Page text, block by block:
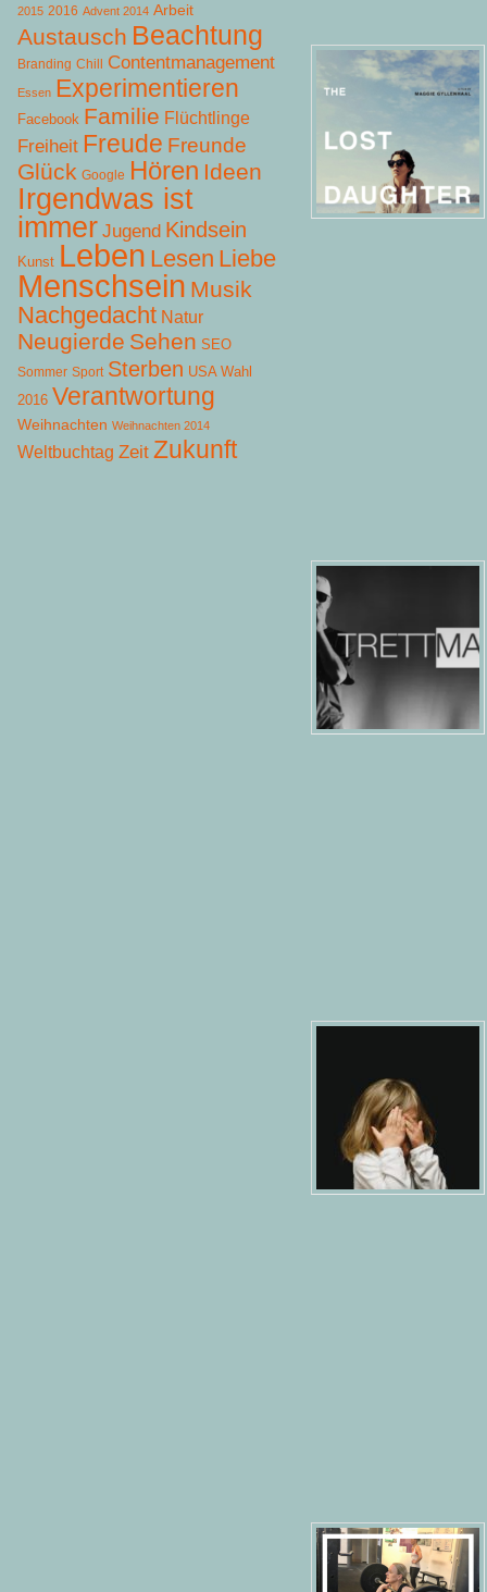
2015 2016 Advent 2014 Arbeit
Austausch Beachtung
Branding Chill Contentmanagement
Essen Experimentieren
Facebook Familie Flüchtlinge
Freiheit Freude Freunde
Glück Google Hören Ideen
Irgendwas ist
immer Jugend Kindsein
Kunst Leben Lesen Liebe
Menschsein Musik
Nachgedacht Natur
Neugierde Sehen SEO
Sommer Sport Sterben USA Wahl
2016 Verantwortung
Weihnachten Weihnachten 2014
Weltbuchtag Zeit Zukunft